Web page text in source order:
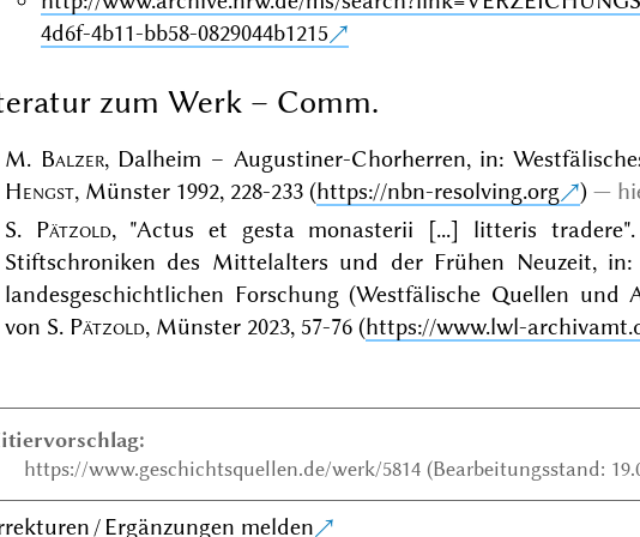
4d6f-4b11-bb58-0829044b1215
zum Werk – Comm.
M. Balzer, Dalheim – Augustiner-Chorherren, in:
Hengst, Münster 1992, 228-233 (https://nbn-resolving.org )
S.
Pätzold, "Actus et gesta monasterii [...] litteris
Stiftschroniken des Mittelalters und der Frühen Neuzeit,
landesgeschichtlichen Forschung (Westfälische Quellen und
von S. Pätzold, Münster 2023, 57-76 (https://www.lwl-
https://www.geschichtsquellen.de/werk/5814 (Bearbeitungsstand:
/ Ergänzungen melden